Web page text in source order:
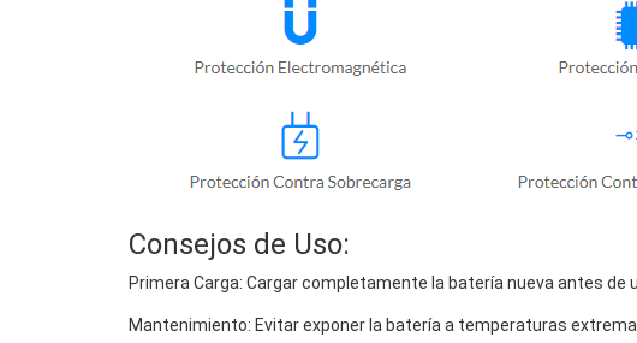
Consejos de Uso:
Primera Carga: Cargar completamente la batería nueva antes
Mantenimiento: Evitar exponer la batería a temperaturas